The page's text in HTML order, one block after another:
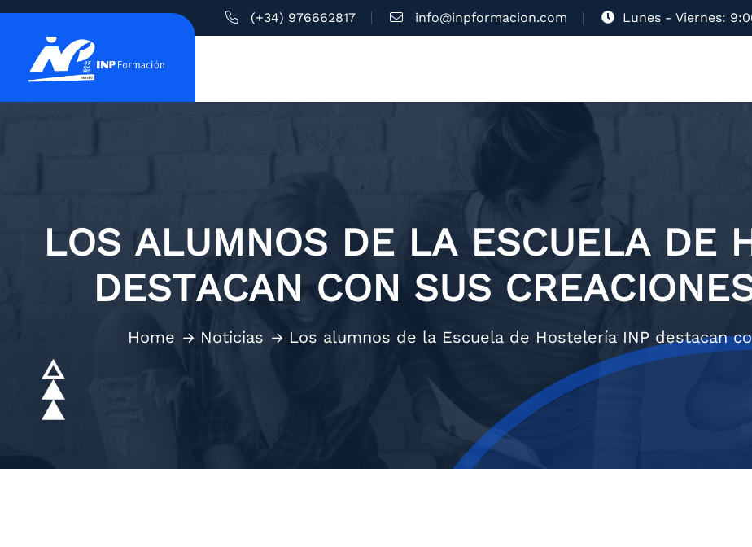
(+34) 976662817 info@inpformacion.com Lunes - Viernes:
LOS ALUMNOS DE LA ESCUELA DE
DESTACAN CON SUS
Home Noticias Los alumnos de la Escuela de Hostelería INP destacan